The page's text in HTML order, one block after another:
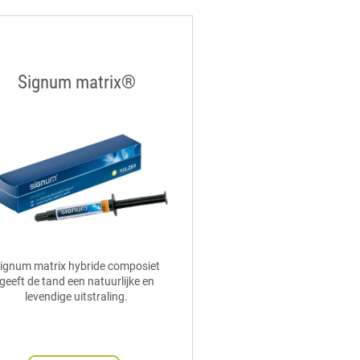
Signum matrix®
matrix hybride composiet
de tand een natuurlijke en
levendige uitstraling.